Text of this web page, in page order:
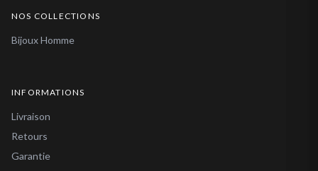
NOS COLLECTIONS
Bijoux Homme
INFORMATIONS
Livraison
Retours
Garantie